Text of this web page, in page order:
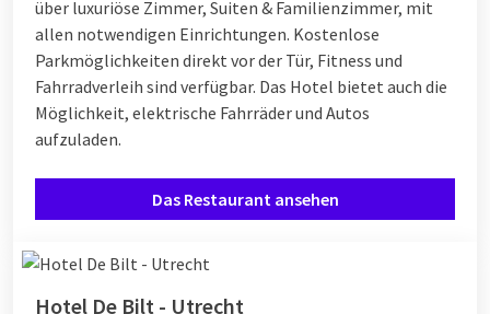
über luxuriöse Zimmer, Suiten & Familienzimmer, mit
allen notwendigen Einrichtungen. Kostenlose
Parkmöglichkeiten direkt vor der Tür, Fitness und
Fahrradverleih sind verfügbar. Das Hotel bietet auch die
Möglichkeit, elektrische Fahrräder und Autos
aufzuladen.
Das Restaurant ansehen
Hotel De Bilt - Utrecht